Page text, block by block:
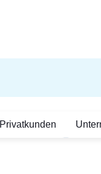
Privatkunden